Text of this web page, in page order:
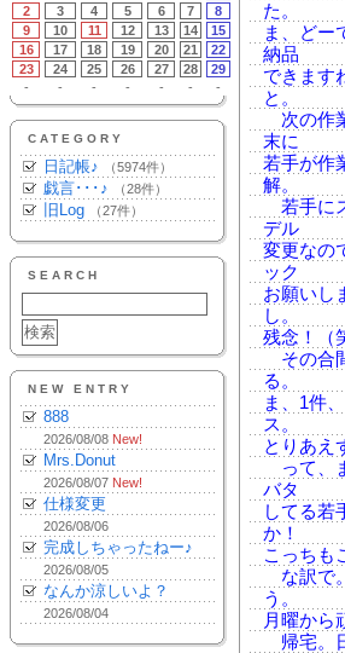
2
3 4 5 6 7
8
9
10 11 12 13 14
15
16
17 18 19 20 21
22
23
24 25 26 27 28
29
-
- - - - - -
CATEGORY
日記帳♪ （5974件）
戯言･･･♪ （28件）
旧Log （27件）
SEARCH
NEW ENTRY
888
2026/08/08 New!
Mrs.Donut
2026/08/07 New!
仕様変更
2026/08/06
完成しちゃったねー♪
2026/08/05
なんか涼しいよ？
2026/08/04
た。
ま、どー
納品
できます
と。
次の作
末に
若手が作
解。
若手に
デル
変更なの
ック
お願いし
し。
残念！（
その合
る。
ま、1件
ス。
とりあえ
って、
バタ
してる若
か！
こっちも
な訳で
う。
月曜から
帰宅。